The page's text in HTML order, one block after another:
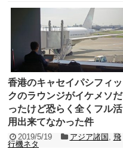
香港のキャセイパシフィッ
クのラウンジがイケメソだ
ったけど恐らく全くフル活
用出来てなかった件
2019/5/19 アジア諸国
飛
行機ネタ